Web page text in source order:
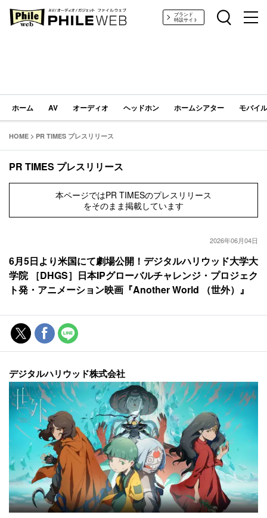
ブランド
特設サイト
ホーム AV オーディオ ヘッドホン ホームシアター モバイ
HOME > PR TIMES プレスリリース
PR TIMES プレスリリース
本ページではPR TIMESのプレスリリース
をそのまま掲載しています
2026年06月04日
6月5日より米国にて劇場公開！デジタルハリウッド大学大
学院 ［DHGS］日本IPグローバルチャレンジ・プロジェク
ト発・アニメーション映画『Another World （世外）』
デジタルハリウッド株式会社